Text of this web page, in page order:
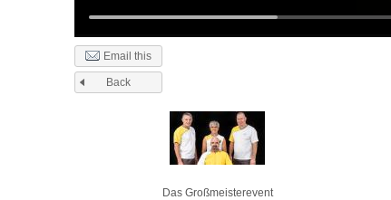
Email this
Back
Das Großmeisterevent